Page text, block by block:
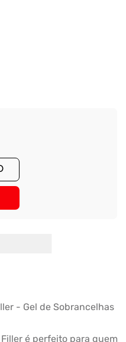
- Gel de Sobrancelhas
é perfeito para quem